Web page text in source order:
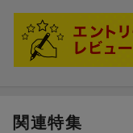
関連特集